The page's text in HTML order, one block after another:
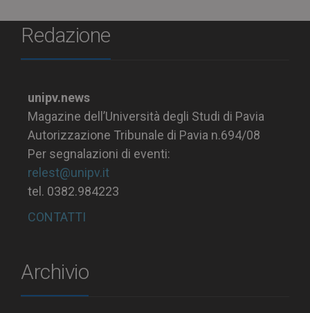
Redazione
unipv.news
Magazine dell’Università degli Studi di Pavia
Autorizzazione Tribunale di Pavia n.694/08
Per segnalazioni di eventi:
relest@unipv.it
tel. 0382.984223
CONTATTI
Archivio